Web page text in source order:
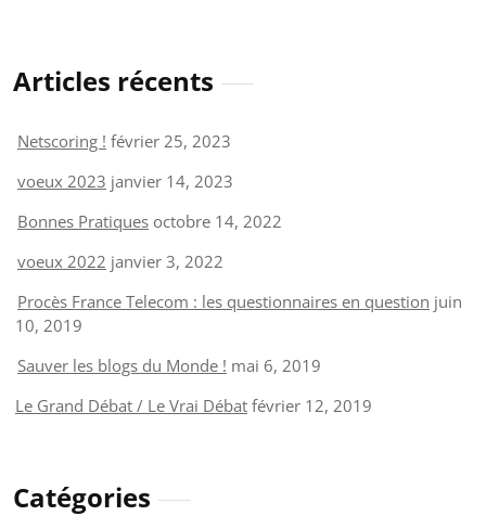
Articles récents
Netscoring ! février 25, 2023
voeux 2023 janvier 14, 2023
Bonnes Pratiques octobre 14, 2022
voeux 2022 janvier 3, 2022
Procès France Telecom : les questionnaires en question juin
10, 2019
Sauver les blogs du Monde ! mai 6, 2019
Le Grand Débat / Le Vrai Débat février 12, 2019
Catégories